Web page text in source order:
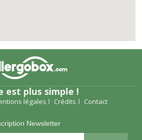
est plus simple !
légales Crédits Contact
Newsletter